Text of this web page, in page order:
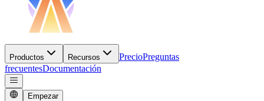
Productos Recursos PrecioPreguntas
frecuentesDocumentación
Empezar